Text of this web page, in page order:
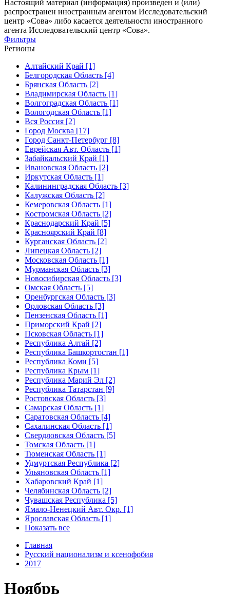
Настоящий материал (информация) произведен и (или)
распространен иностранным агентом Исследовательский
центр «Сова» либо касается деятельности иностранного
агента Исследовательский центр «Сова».
Фильтры
Регионы
Алтайский Край [1]
Белгородская Область [4]
Брянская Область [2]
Владимирская Область [1]
Волгоградская Область [1]
Вологодская Область [1]
Вся Россия [2]
Город Москва [17]
Город Санкт-Петербург [8]
Еврейская Авт. Область [1]
Забайкальский Край [1]
Ивановская Область [2]
Иркутская Область [1]
Калининградская Область [3]
Калужская Область [2]
Кемеровская Область [1]
Костромская Область [2]
Краснодарский Край [5]
Красноярский Край [8]
Курганская Область [2]
Липецкая Область [2]
Московская Область [1]
Мурманская Область [3]
Новосибирская Область [3]
Омская Область [5]
Оренбургская Область [3]
Орловская Область [3]
Пензенская Область [1]
Приморский Край [2]
Псковская Область [1]
Республика Алтай [2]
Республика Башкортостан [1]
Республика Коми [5]
Республика Крым [1]
Республика Марий Эл [2]
Республика Татарстан [9]
Ростовская Область [3]
Самарская Область [1]
Саратовская Область [4]
Сахалинская Область [1]
Свердловская Область [5]
Томская Область [1]
Тюменская Область [1]
Удмуртская Республика [2]
Ульяновская Область [1]
Хабаровский Край [1]
Челябинская Область [2]
Чувашская Республика [5]
Ямало-Ненецкий Авт. Окр. [1]
Ярославская Область [1]
Показать все
Главная
Русский национализм и ксенофобия
2017
Ноябрь